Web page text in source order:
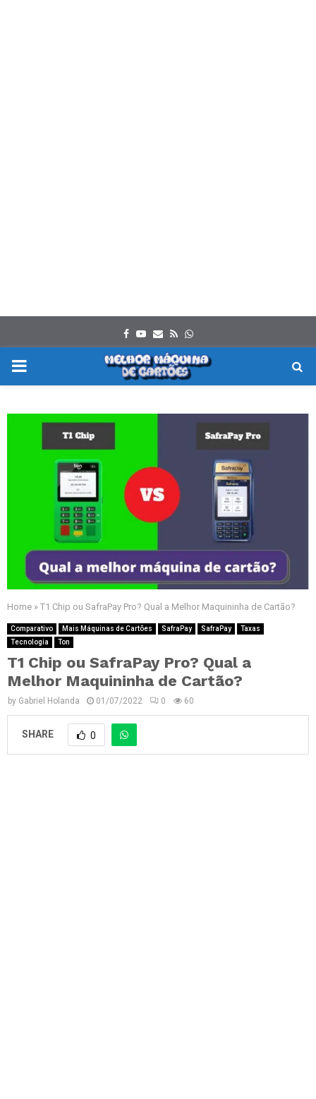
Facebook
Youtube
Email
RssWhatsapp
PRIMARY
Home » T1 Chip ou SafraPay Pro? Qual a Melhor Maquininha de Cartão?
Comparativo Mais Máquinas de Cartões SafraPay SafraPay
Taxas
Tecnologia
Ton
T1 Chip ou SafraPay Pro? Qual a
Melhor Maquininha de Cartão?
by Gabriel Holanda 01/07/2022 0 60
SHARE 0